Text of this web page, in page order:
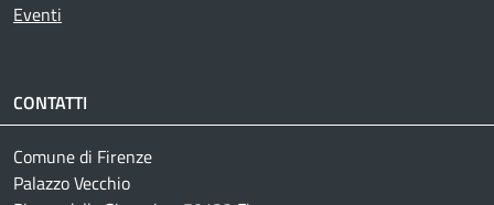
Eventi
CONTATTI
Comune di Firenze
Palazzo Vecchio